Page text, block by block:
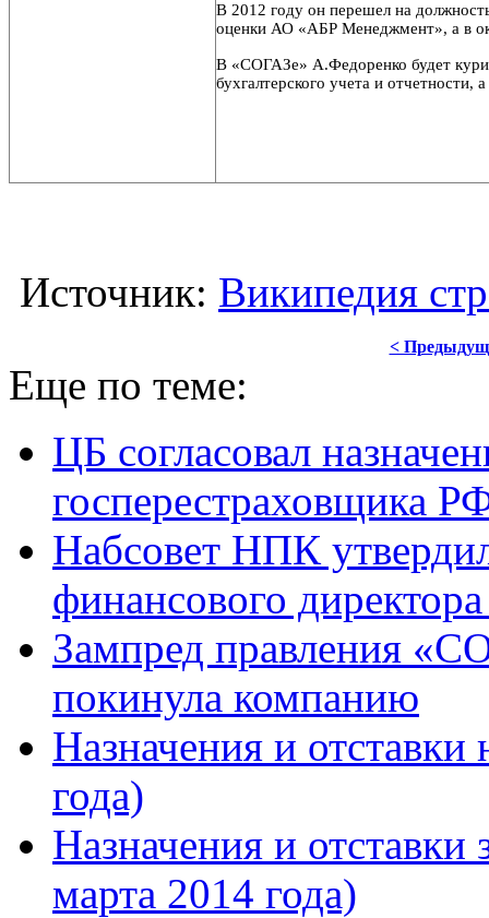
В 2012 году он перешел на
оценки АО «АБР Менеджмент», а в
В «СОГАЗе» А.Федоренко будет
бухгалтерского учета и
Источник: Википедия
<
Еще по теме:
ЦБ согласовал
госперестраховщика
Набсовет НПК
финансового
Зампред правления
покинула компанию
Назначения и
года)
Назначения и
марта 2014 года)